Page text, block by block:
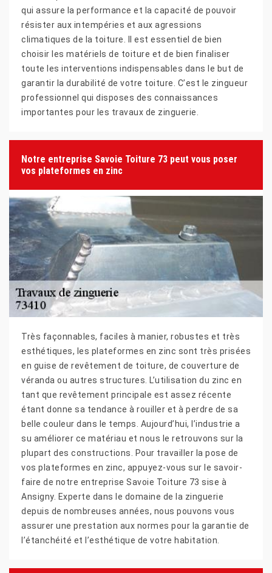
qui assure la performance et la capacité de pouvoir
résister aux intempéries et aux agressions
climatiques de la toiture. Il est essentiel de bien
choisir les matériels de toiture et de bien finaliser
toute les interventions indispensables dans le but de
garantir la durabilité de votre toiture. C’est le zingueur
professionnel qui disposes des connaissances
importantes pour les travaux de zinguerie.
Notre entreprise Savoie Toiture 73 peut vous poser
vos plateformes en zinc
Très façonnables, faciles à manier, robustes et très
esthétiques, les plateformes en zinc sont très prisées
en guise de revêtement de toiture, de couverture de
véranda ou autres structures. L’utilisation du zinc en
tant que revêtement principale est assez récente
étant donne sa tendance à rouiller et à perdre de sa
belle couleur dans le temps. Aujourd’hui, l’industrie a
su améliorer ce matériau et nous le retrouvons sur la
plupart des constructions. Pour travailler la pose de
vos plateformes en zinc, appuyez-vous sur le savoir-
faire de notre entreprise Savoie Toiture 73 sise à
Ansigny. Experte dans le domaine de la zinguerie
depuis de nombreuses années, nous pouvons vous
assurer une prestation aux normes pour la garantie de
l’étanchéité et l’esthétique de votre habitation.